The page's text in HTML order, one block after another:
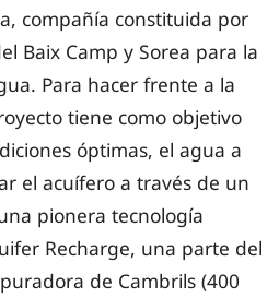
compañía constituida por
Baix Camp y Sorea para la
Para hacer frente a la
tiene como objetivo
óptimas, el agua a
el acuífero a través de un
pionera tecnología
Recharge, una parte del
de Cambrils (400